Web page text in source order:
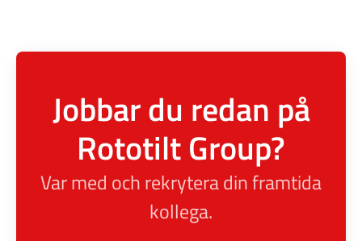
Jobbar du redan på
Rototilt Group?
Var med och rekrytera din framtida
kollega.